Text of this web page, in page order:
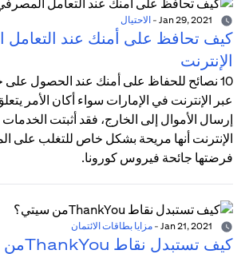
- الاحتيال
كيف تحافظ على أمنك عند التعامل
الإنترنت
10 نصائح للحفاظ على أمنك عند الحصول
عبر الإنترنت في الإمارات سواء أكان الأمر
إرسال الأموال إلى الخارج، فقد أثبتت
الإنترنت أنها مريحة بشكل خاص للتغلب على
فرضتها جائحة فيروس كورونا.
- مزايا بطاقات الائتمان
كيف تستبدل نقاط ThankYouمن سيتي؟